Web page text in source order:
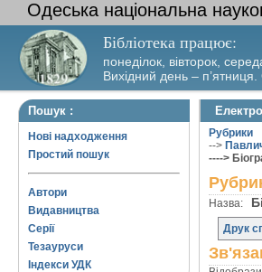
Одеська національна
Бібліотека працює:
понеділок, вівторок,
Вихідний день –
Пошук :
Нові надходження
Простий пошук
Автори
Видавництва
Серії
Тезауруси
Індекси УДК
Рубрики
-->
---->
Назва:
Друк